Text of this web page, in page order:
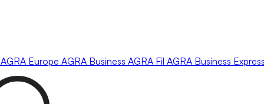
AGRA Europe AGRA Business AGRA Fil AGRA Business Express